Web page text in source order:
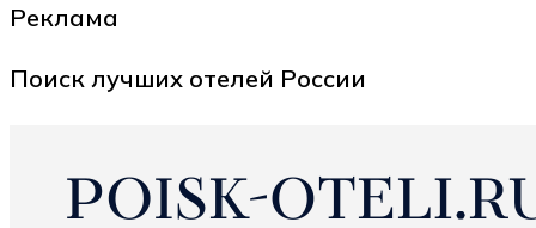
Реклама
Поиск лучших отелей России